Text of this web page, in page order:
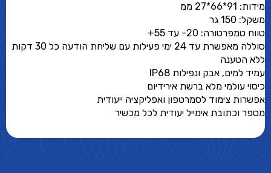
מידות: 91*66*27 ממ
משקל: 150 גר
טווח טמפרטורה: 20- עד 55+
סוללה מאפשרת עד 24 ימי פעילות עם שליחת הודעה כל 30 דקות
ללא הטענה
עמיד למים, אבק ונפילות IP68
כיסוי עולמי מלא ברשת אירידיום
אפשרות צימוד לסמרטפון ואפליקציה ייעודית
מספר וכתובת אימייל יעודית לכל מכשיר